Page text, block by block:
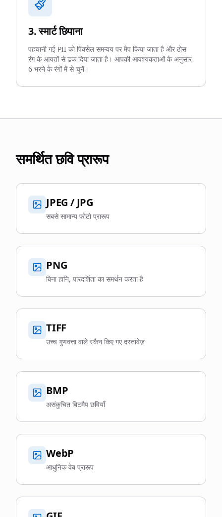
3. स्मार्ट छिपाना
पहचानी गई PII को पिक्सेल समन्वय पर मैप किया जाता है और ठोस
रंग के आयतों से ढक दिया जाता है। आपकी आवश्यकताओं के अनुसार
6 भरने के रंगों में से चुनें।
समर्थित छवि प्रारूप
JPEG / JPG
सबसे सामान्य फोटो प्रारूप
PNG
बिना हानि, पारदर्शिता का समर्थन करता है
TIFF
उच्च गुणवत्ता वाले स्कैन किए गए दस्तावेज़
BMP
असंकुचित बिटमैप छवियाँ
WebP
आधुनिक वेब प्रारूप